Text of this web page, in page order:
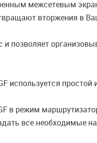
межсетевым
вторжения в
позволяет
используется
в режим
все